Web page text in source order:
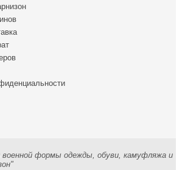
формы одежды, обуви, камуфляжа и